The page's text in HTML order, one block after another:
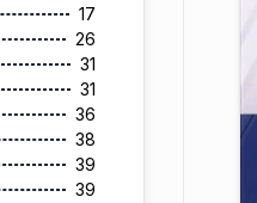
17
26
31
31
36
38
39
39